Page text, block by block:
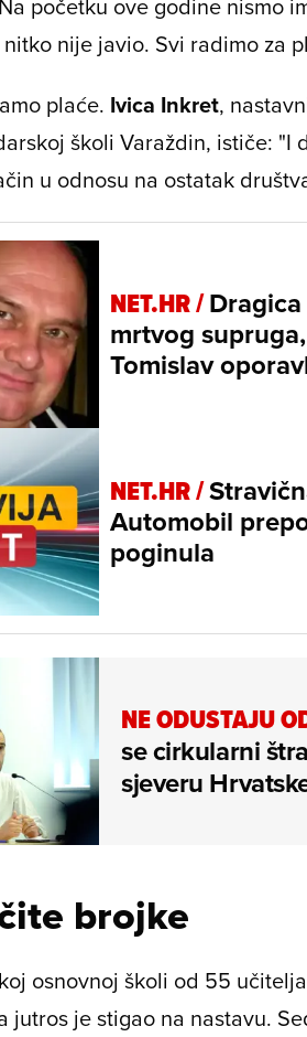
nije javio. Svi radimo za
plaće. Ivica Inkret,
školi Varaždin, ističe: "I
u odnosu na ostatak
NET.HR /
mrtvog
Tomislav
NET.HR /
Automobil
poginula
NE ODUSTAJU
se cirkularni
sjeveru
brojke
osnovnoj školi od 55
jutros je stigao na nastavu.